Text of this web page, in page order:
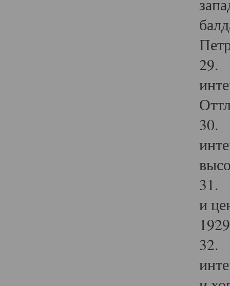
29.
30.
31.
и
32.